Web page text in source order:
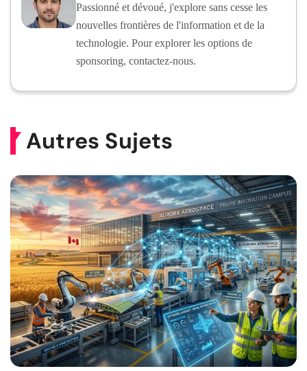
Passionné et dévoué, j'explore sans cesse les
nouvelles frontières de l'information et de la
technologie. Pour explorer les options de
sponsoring, contactez-nous.
Autres Sujets